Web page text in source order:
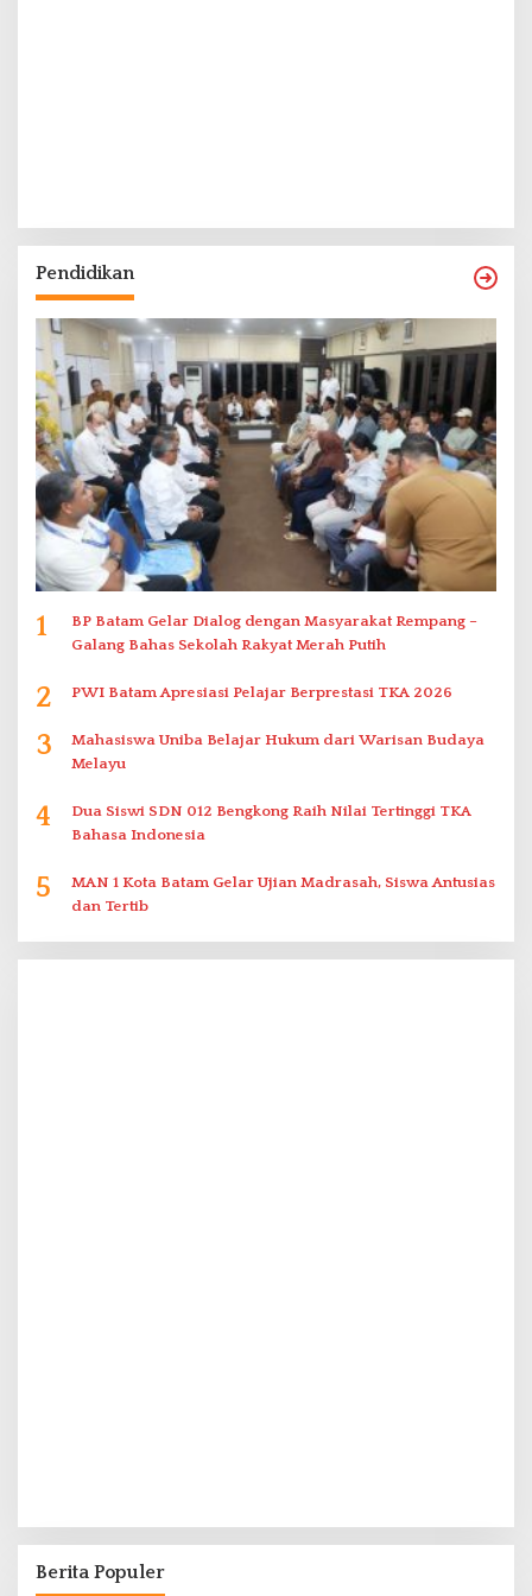
Pendidikan
1
BP Batam Gelar Dialog dengan Masyarakat Rempang –
Galang Bahas Sekolah Rakyat Merah Putih
2 PWI Batam Apresiasi Pelajar Berprestasi TKA 2026
3
Mahasiswa Uniba Belajar Hukum dari Warisan Budaya
Melayu
4
Dua Siswi SDN 012 Bengkong Raih Nilai Tertinggi TKA
Bahasa Indonesia
5
MAN 1 Kota Batam Gelar Ujian Madrasah, Siswa Antusias
dan Tertib
Berita Populer